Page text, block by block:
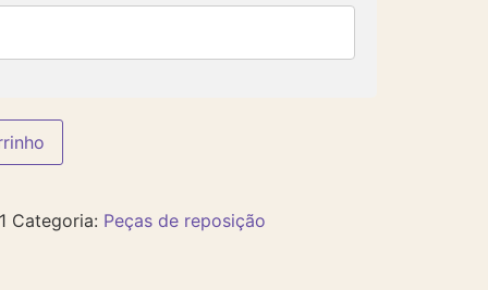
Categoria: Peças de reposição